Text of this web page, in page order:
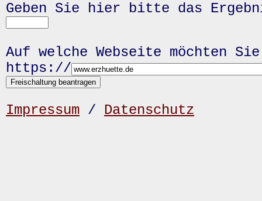
Geben Sie hier bitte das
Auf welche Webseite möchten
https://
Impressum / Datenschutz